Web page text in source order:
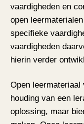
vaardigheden en
open
specifieke
vaardigheden
hierin verder
Open
houding van een
oplossing, maar